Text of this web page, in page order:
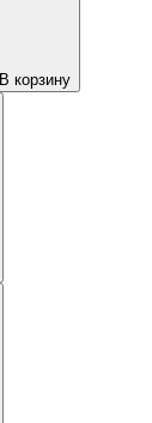
В корзину